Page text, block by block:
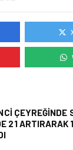
ÇEYREĞINDE
21 ARTIRARAK